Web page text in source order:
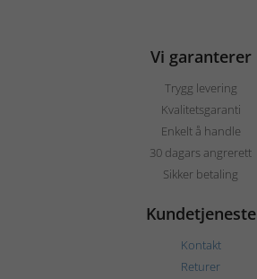
Vi garanterer
Trygg levering
Kvalitetsgaranti
Enkelt å handle
30 dagars angrerett
Sikker betaling
Kundetjeneste
Kontakt
Returer